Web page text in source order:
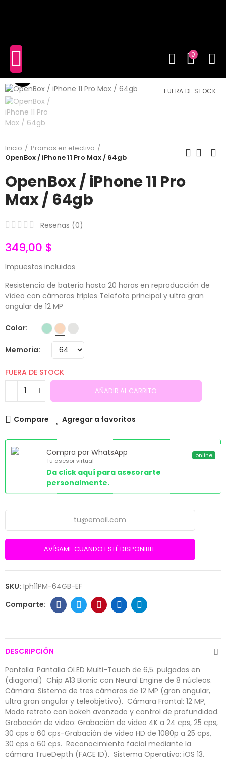
0
FUERA DE STOCK
Click to enlarge
Inicio
Promos en efectivo
OpenBox / iPhone 11 Pro Max / 64gb
OpenBox / iPhone 11 Pro
Max / 64gb
Reseñas (0)
349,00 $
Impuestos incluidos
Resistencia de batería hasta 20 horas en reproducción de
vídeo con cámaras triples Telefoto principal y ultra gran
angular de 12 MP
Color
Memoria
FUERA DE STOCK
AÑADIR AL CARRITO
Compare Agregar a favoritos
Compra por WhatsApp
Tu asesor virtual
Da click aquí para asesorarte
personalmente.
online
AVÍSAME CUANDO ESTÉ DISPONIBLE
SKU: Iph11PM-64GB-EF
DESCRIPCIÓN
Pantalla: Pantalla OLED Multi-Touch de 6,5. pulgadas en
(diagonal)  Chip A13 Bionic con Neural Engine de 8 núcleos. 
Cámara: Sistema de tres cámaras de 12 MP (gran angular,
ultra gran angular y teleobjetivo).  Cámara Frontal: 12 MP,
Modo retrato con bokeh avanzado y control de profundidad. 
Grabación de video: Grabación de video 4K a 24 cps, 25 cps,
30 cps o 60 cps-Grabación de video HD de 1080p a 25 cps,
30 cps o 60 cps.  Reconocimiento facial mediante la
cámara TrueDepth (FACE ID).  Sistema Operativo: iOS 13.